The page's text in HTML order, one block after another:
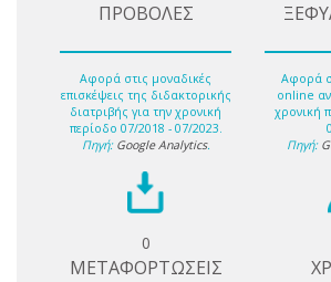
ΠΡΟΒΟΛΕΣ
Αφορά στις μοναδικές
επισκέψεις της διδακτορικής
διατριβής για την χρονική
περίοδο 07/2018 - 07/2023.
Πηγή: Google Analytics.
Αφορά
online
χρονική
Πηγή:
0
ΜΕΤΑΦΟΡΤΩΣΕΙΣ